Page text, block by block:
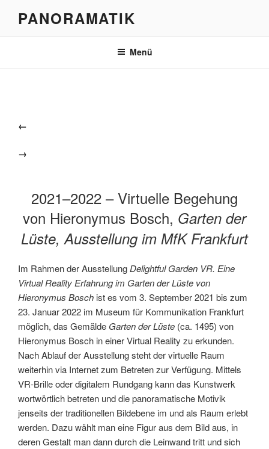
InhaltPANORAMATIK
Menü
←
→
2021–2022 – Virtuelle Begehung
von Hieronymus Bosch, Garten der
Lüste, Ausstellung im MfK Frankfurt
Im Rahmen der Ausstellung Delightful Garden VR. Eine
Virtual Reality Erfahrung im Garten der Lüste von
Hieronymus Bosch ist es vom 3. September 2021 bis zum
23. Januar 2022 im Museum für Kommunikation Frankfurt
möglich, das Gemälde Garten der Lüste (ca. 1495) von
Hieronymus Bosch in einer Virtual Reality zu erkunden.
Nach Ablauf der Ausstellung steht der virtuelle Raum
weiterhin via Internet zum Betreten zur Verfügung. Mittels
VR-Brille oder digitalem Rundgang kann das Kunstwerk
wortwörtlich betreten und die panoramatische Motivik
jenseits der traditionellen Bildebene im und als Raum erlebt
werden. Dazu wählt man eine Figur aus dem Bild aus, in
deren Gestalt man dann durch die Leinwand tritt und sich